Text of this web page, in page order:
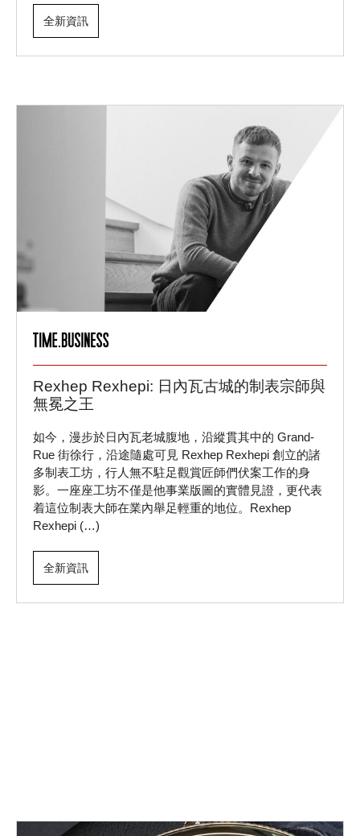
全新資訊
Rexhep Rexhepi: 日內瓦古城的制表宗師與
無冕之王
如今，漫步於日內瓦老城腹地，沿縱貫其中的 Grand-
Rue 街徐行，沿途隨處可見 Rexhep Rexhepi 創立的諸
多制表工坊，行人無不駐足觀賞匠師們伏案工作的身
影。一座座工坊不僅是他事業版圖的實體見證，更代表
着這位制表大師在業內舉足輕重的地位。Rexhep
Rexhepi (…)
全新資訊